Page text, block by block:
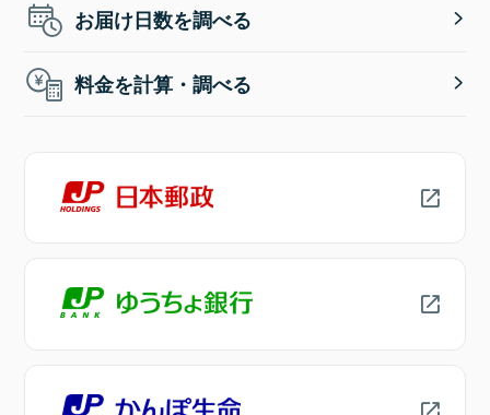
お届け日数を調べる
料金を計算・調べる